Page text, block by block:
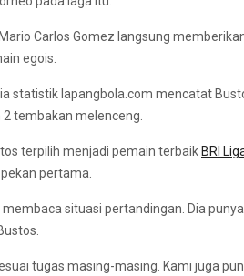
Carlos Gomez langsung
egois.
statistik lapangbola.com mencatat
tembakan melenceng.
terpilih menjadi pemain terbaik BRI
pertama.
situasi pertandingan. Dia
tugas masing-masing. Kami juga